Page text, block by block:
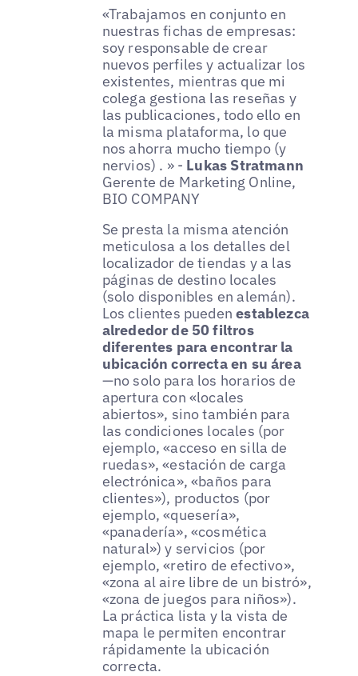
«Trabajamos en conjunto en
nuestras fichas de empresas:
soy responsable de crear
nuevos perfiles y actualizar los
existentes, mientras que mi
colega gestiona las reseñas y
las publicaciones, todo ello en
la misma plataforma, lo que
nos ahorra mucho tiempo (y
nervios) . » - Lukas Stratmann
Gerente de Marketing Online,
BIO COMPANY
Se presta la misma atención
meticulosa a los detalles del
localizador de tiendas y a las
páginas de destino locales
(solo disponibles en alemán).
Los clientes puedenestablezca
alrededor de 50 filtros
diferentes para encontrar la
ubicación correcta en su área
—no solo para los horarios de
apertura con «locales
abiertos», sino también para
las condiciones locales (por
ejemplo, «acceso en silla de
ruedas», «estación de carga
electrónica», «baños para
clientes»), productos (por
ejemplo, «quesería»,
«panadería», «cosmética
natural») y servicios (por
ejemplo, «retiro de efectivo»,
«zona al aire libre de un bistró»,
«zona de juegos para niños»).
La práctica lista y la vista de
mapa le permiten encontrar
rápidamente la ubicación
correcta.